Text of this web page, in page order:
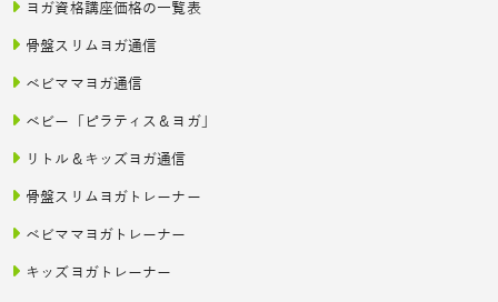
ヨガ資格講座価格の一覧表
骨盤スリムヨガ通信
ベビママヨガ通信
ベビー「ピラティス＆ヨガ」
リトル＆キッズヨガ通信
骨盤スリムヨガトレーナー
ベビママヨガトレーナー
キッズヨガトレーナー